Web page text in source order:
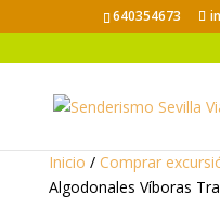
640354673
Inicio / Comprar
Algodonales Víboras